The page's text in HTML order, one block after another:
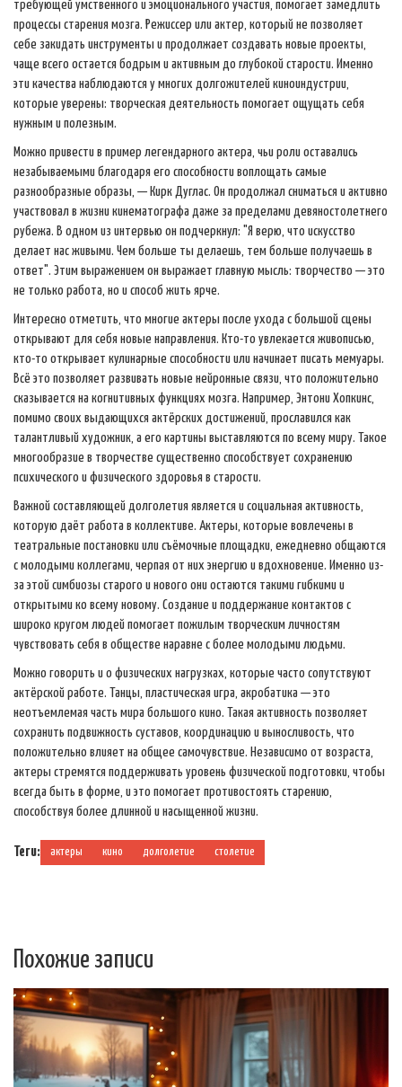
требующей умственного и эмоционального участия, помогает замедлить
процессы старения мозга. Режиссер или актер, который не позволяет
себе закидать инструменты и продолжает создавать новые проекты,
чаще всего остается бодрым и активным до глубокой старости. Именно
эти качества наблюдаются у многих долгожителей киноиндустрии,
которые уверены: творческая деятельность помогает ощущать себя
нужным и полезным.
Можно привести в пример легендарного актера, чьи роли оставались
незабываемыми благодаря его способности воплощать самые
разнообразные образы, — Кирк Дуглас. Он продолжал сниматься и активно
участвовал в жизни кинематографа даже за пределами девяностолетнего
рубежа. В одном из интервью он подчеркнул: "Я верю, что искусство
делает нас живыми. Чем больше ты делаешь, тем больше получаешь в
ответ". Этим выражением он выражает главную мысль: творчество — это
не только работа, но и способ жить ярче.
Интересно отметить, что многие актеры после ухода с большой сцены
открывают для себя новые направления. Кто-то увлекается живописью,
кто-то открывает кулинарные способности или начинает писать мемуары.
Всё это позволяет развивать новые нейронные связи, что положительно
сказывается на когнитивных функциях мозга. Например, Энтони Хопкинс,
помимо своих выдающихся актёрских достижений, прославился как
талантливый художник, а его картины выставляются по всему миру. Такое
многообразие в творчестве существенно способствует сохранению
психического и физического здоровья в старости.
Важной составляющей долголетия является и социальная активность,
которую даёт работа в коллективе. Актеры, которые вовлечены в
театральные постановки или съёмочные площадки, ежедневно общаются
с молодыми коллегами, черпая от них энергию и вдохновение. Именно из-
за этой симбиозы старого и нового они остаются такими гибкими и
открытыми ко всему новому. Создание и поддержание контактов с
широко кругом людей помогает пожилым творческим личностям
чувствовать себя в обществе наравне с более молодыми людьми.
Можно говорить и о физических нагрузках, которые часто сопутствуют
актёрской работе. Танцы, пластическая игра, акробатика — это
неотъемлемая часть мира большого кино. Такая активность позволяет
сохранить подвижность суставов, координацию и выносливость, что
положительно влияет на общее самочувствие. Независимо от возраста,
актеры стремятся поддерживать уровень физической подготовки, чтобы
всегда быть в форме, и это помогает противостоять старению,
способствуя более длинной и насыщенной жизни.
Теги: актеры кино долголетие столетие
Похожие записи